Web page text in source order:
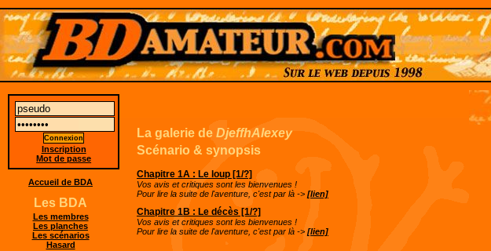
La galerie de DjeffhAlexey
Scénario & synopsis
Chapitre 1A : Le loup [1/?]
Vos avis et critiques sont les bienvenues !
Pour lire la suite de l'aventure, c'est par là -> [lien]
Chapitre 1B : Le décès [1/?]
Vos avis et critiques sont les bienvenues !
Pour lire la suite de l'aventure, c'est par là -> [lien]
Inscription
Mot de passe
Accueil de BDA
Les BDA
Les membres
Les planches
Les scénarios
Hasard